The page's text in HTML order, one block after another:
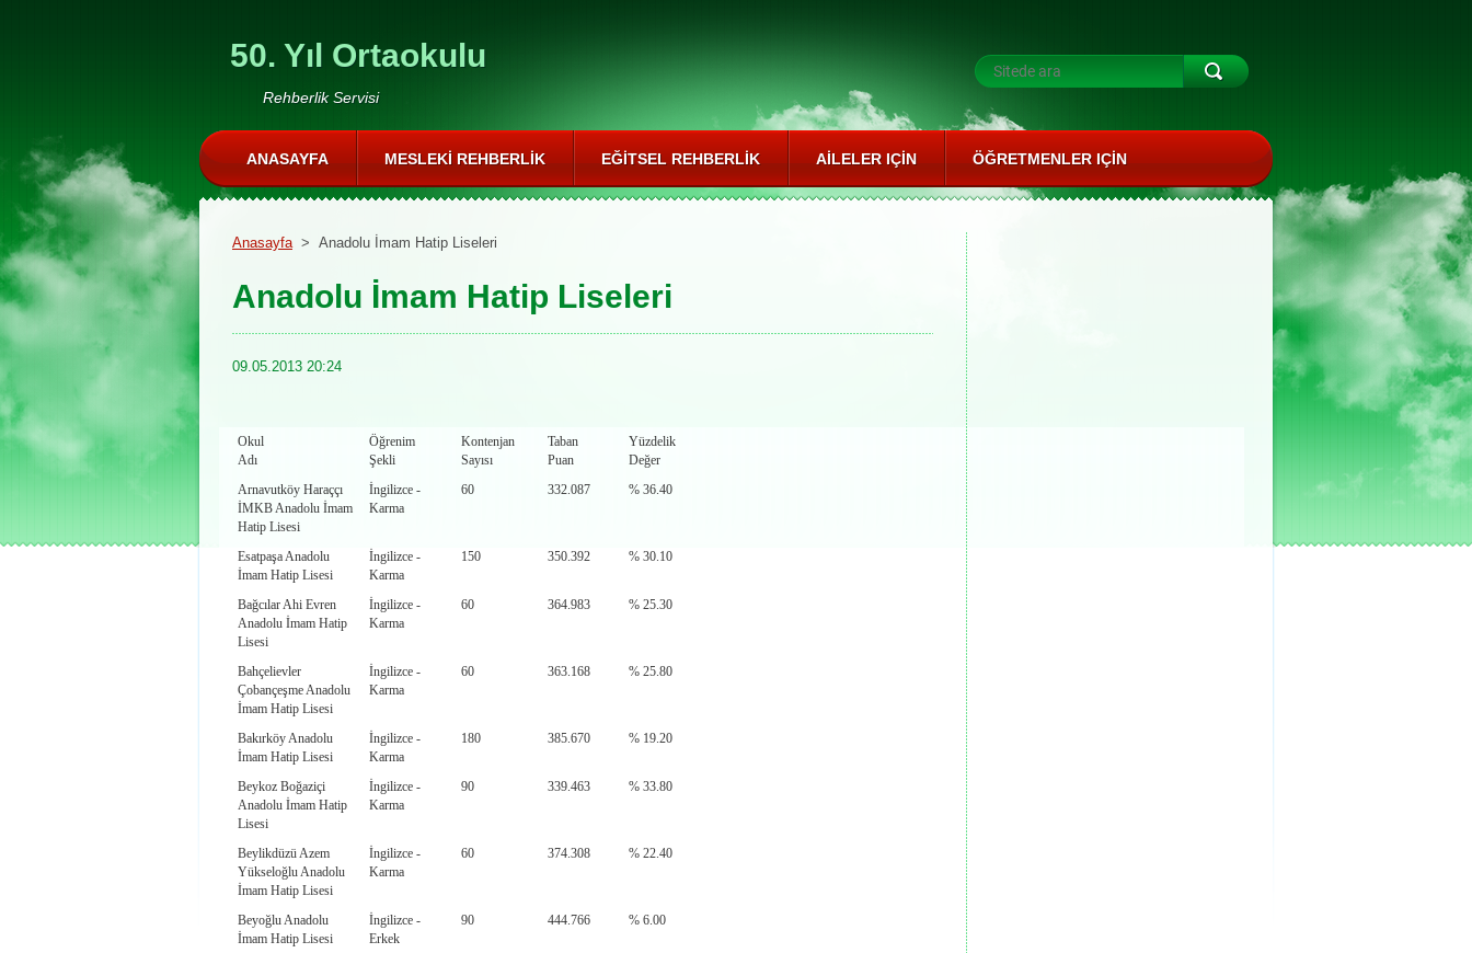
50. Yıl Ortaokulu
Rehberlik Servisi
Anasayfa > Anadolu İmam Hatip Liseleri
Anadolu İmam Hatip Liseleri
09.05.2013 20:24
Okul
Adı
Öğrenim
Şekli
Kontenjan
Sayısı
Taban
Puan
Yüzdelik
Değer
Arnavutköy Haraççı
İMKB Anadolu İmam
Hatip Lisesi
İngilizce -
Karma
60 332.087 % 36.40
Esatpaşa Anadolu
İmam Hatip Lisesi
İngilizce -
Karma
150 350.392 % 30.10
Bağcılar Ahi Evren
Anadolu İmam Hatip
Lisesi
İngilizce -
Karma
60 364.983 % 25.30
Bahçelievler
Çobançeşme Anadolu
İmam Hatip Lisesi
İngilizce -
Karma
60 363.168 % 25.80
Bakırköy Anadolu
İmam Hatip Lisesi
İngilizce -
Karma
180 385.670 % 19.20
Beykoz Boğaziçi
Anadolu İmam Hatip
Lisesi
İngilizce -
Karma
90 339.463 % 33.80
Beylikdüzü Azem
Yükseloğlu Anadolu
İmam Hatip Lisesi
İngilizce -
Karma
60 374.308 % 22.40
Beyoğlu Anadolu
İmam Hatip Lisesi
İngilizce -
Erkek
90 444.766 % 6.00
ANASAYFA MESLEKI REHBERLIK EĞITSEL REHBERLIK AILELER IÇIN ÖĞRETMENLER IÇIN